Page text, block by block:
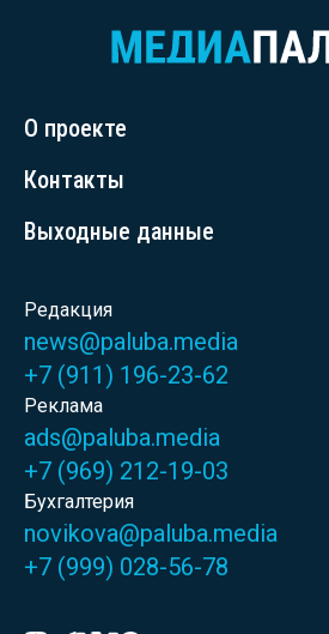
О проекте
Контакты
Выходные данные
Редакция
news@paluba.media
+7 (911) 196-23-62
Реклама
ads@paluba.media
+7 (969) 212-19-03
Бухгалтерия
novikova@paluba.media
+7 (999) 028-56-78